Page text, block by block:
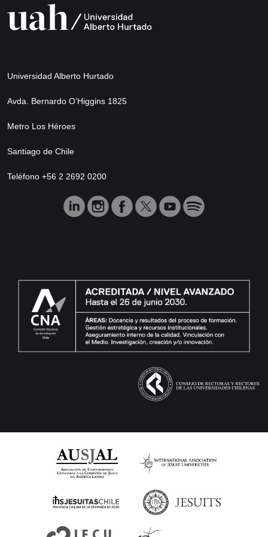
Universidad Alberto Hurtado
Avda. Bernardo O’Higgins 1825
Metro Los Héroes
Santiago de Chile
Teléfono +56 2 2692 0200